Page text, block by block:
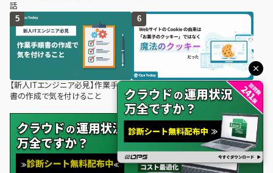
話
【新人ITエンジニア必見】作業手順
書の作成で気を付けること
Webサイトの「Cookie」の由来は、お
菓子ではなく「魔法のクッキー」だっ
た